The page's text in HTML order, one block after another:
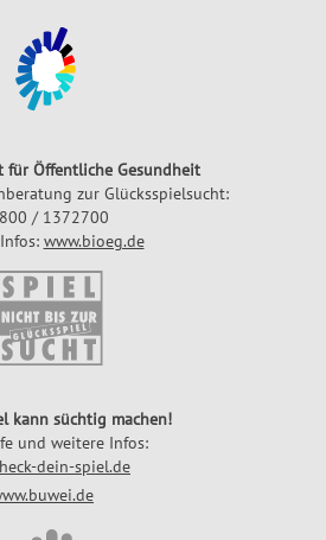
für Öffentliche Gesundheit
zur Glücksspielsucht:
/ 1372700
www.bioeg.de
kann süchtig machen!
und weitere Infos:
dein-spiel.de